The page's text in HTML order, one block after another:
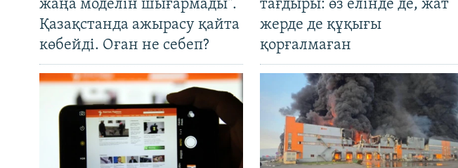
жаңа моделін шығармады".
Қазақстанда ажырасу қайта
көбейді. Оған не себеп?
тағдыры: өз елінде де, жат
жерде де құқығы
қорғалмаған